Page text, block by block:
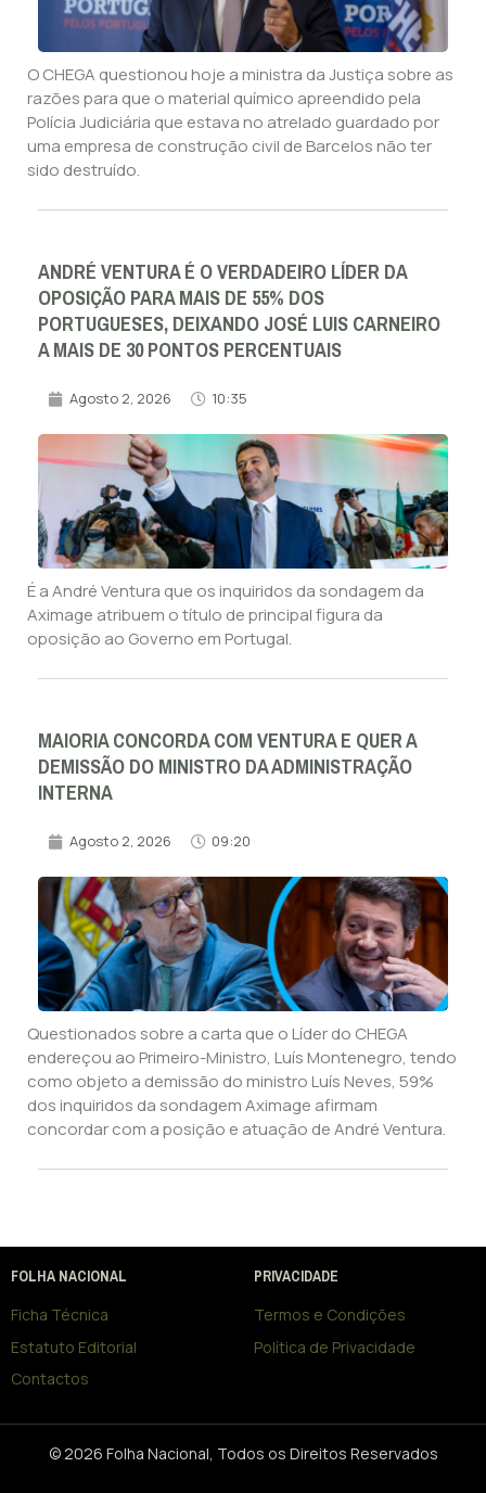
O CHEGA questionou hoje a ministra da Justiça sobre as
razões para que o material químico apreendido pela
Polícia Judiciária que estava no atrelado guardado por
uma empresa de construção civil de Barcelos não ter
sido destruído.
ANDRÉ VENTURA É O VERDADEIRO LÍDER DA
OPOSIÇÃO PARA MAIS DE 55% DOS
PORTUGUESES, DEIXANDO JOSÉ LUIS CARNEIRO
A MAIS DE 30 PONTOS PERCENTUAIS
Agosto 2, 2026 10:35
É a André Ventura que os inquiridos da sondagem da
Aximage atribuem o título de principal figura da
oposição ao Governo em Portugal.
MAIORIA CONCORDA COM VENTURA E QUER A
DEMISSÃO DO MINISTRO DA ADMINISTRAÇÃO
INTERNA
Agosto 2, 2026 09:20
Questionados sobre a carta que o Líder do CHEGA
endereçou ao Primeiro-Ministro, Luís Montenegro, tendo
como objeto a demissão do ministro Luís Neves, 59%
dos inquiridos da sondagem Aximage afirmam
concordar com a posição e atuação de André Ventura.
FOLHA NACIONAL
Ficha Técnica
Estatuto Editorial
Contactos
PRIVACIDADE
Termos e Condições
Política de Privacidade
© 2026 Folha Nacional, Todos os Direitos Reservados